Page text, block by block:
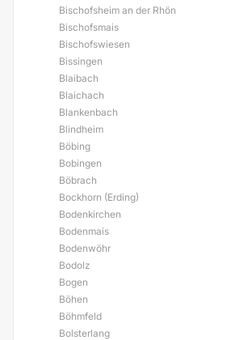
Bischofsheim an der Rhön
Bischofsmais
Bischofswiesen
Bissingen
Blaibach
Blaichach
Blankenbach
Blindheim
Böbing
Bobingen
Böbrach
Bockhorn (Erding)
Bodenkirchen
Bodenmais
Bodenwöhr
Bodolz
Bogen
Böhen
Böhmfeld
Bolsterlang